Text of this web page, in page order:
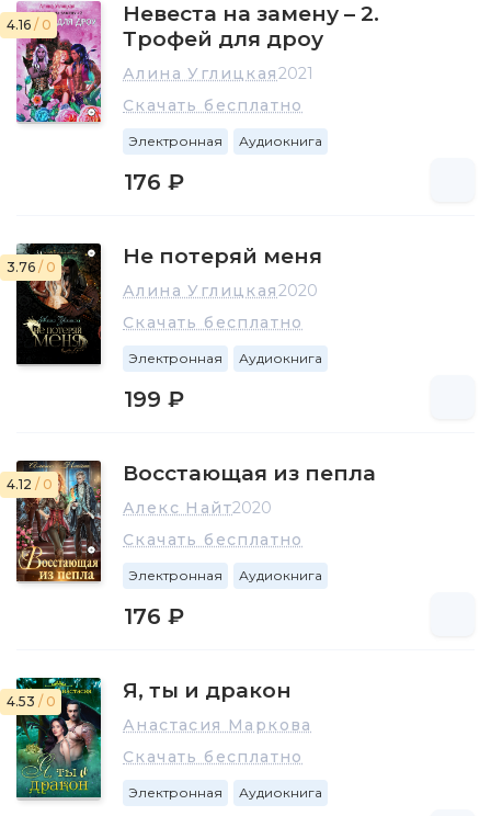
4.16 / 0
Невеста на замену – 2.
Трофей для дроу
Алина Углицкая2021
Скачать бесплатно
Электронная Аудиокнига
176 ₽
3.76 / 0 Не потеряй меня
Алина Углицкая2020
Скачать бесплатно
Электронная Аудиокнига
199 ₽
4.12 / 0 Восстающая из пепла
Алекс Найт2020
Скачать бесплатно
Электронная Аудиокнига
176 ₽
4.53 / 0 Я, ты и дракон
Анастасия Маркова
Скачать бесплатно
Электронная Аудиокнига